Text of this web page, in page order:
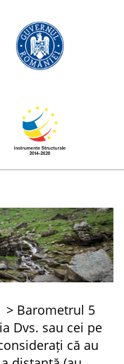
Barometrul 5
Dvs. sau cei pe
că au